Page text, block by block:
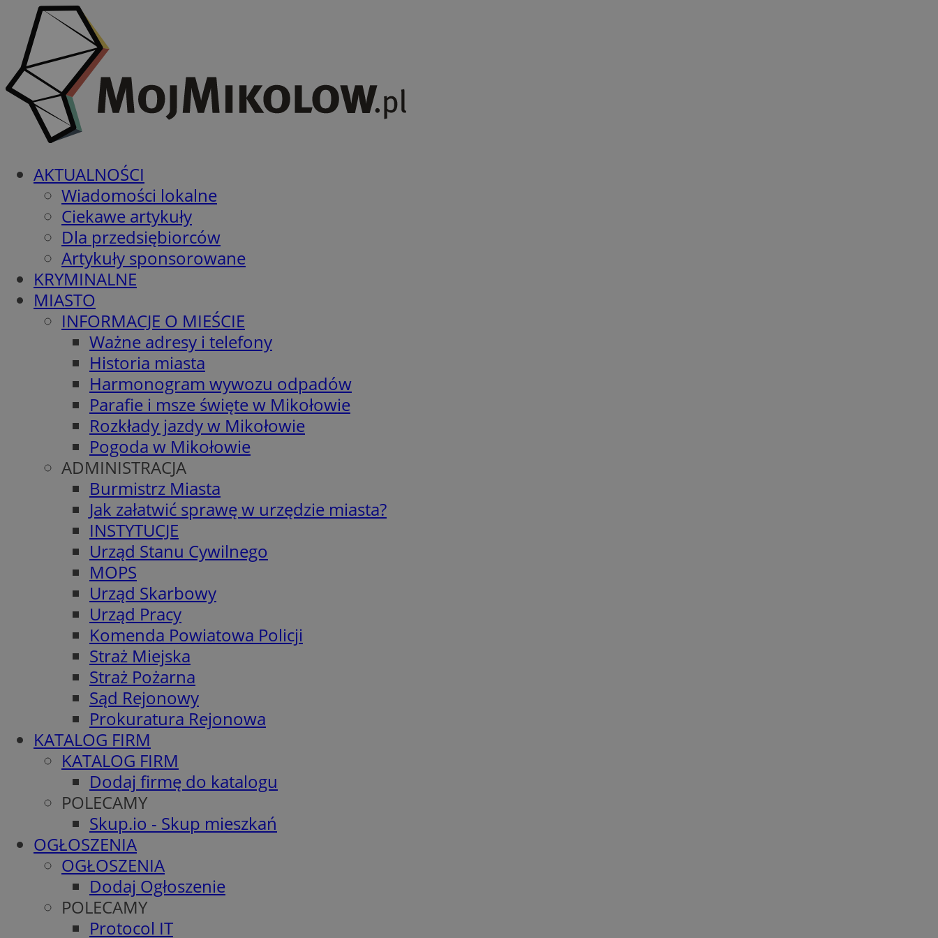
AKTUALNOŚCI
Wiadomości lokalne
Ciekawe artykuły
Dla przedsiębiorców
Artykuły sponsorowane
KRYMINALNE
MIASTO
INFORMACJE O MIEŚCIE
Ważne adresy i telefony
Historia miasta
Harmonogram wywozu odpadów
Parafie i msze święte w Mikołowie
Rozkłady jazdy w Mikołowie
Pogoda w Mikołowie
ADMINISTRACJA
Burmistrz Miasta
Jak załatwić sprawę w urzędzie miasta?
INSTYTUCJE
Urząd Stanu Cywilnego
MOPS
Urząd Skarbowy
Urząd Pracy
Komenda Powiatowa Policji
Straż Miejska
Straż Pożarna
Sąd Rejonowy
Prokuratura Rejonowa
KATALOG FIRM
KATALOG FIRM
Dodaj firmę do katalogu
POLECAMY
Skup.io - Skup mieszkań
OGŁOSZENIA
OGŁOSZENIA
Dodaj Ogłoszenie
POLECAMY
Protocol IT